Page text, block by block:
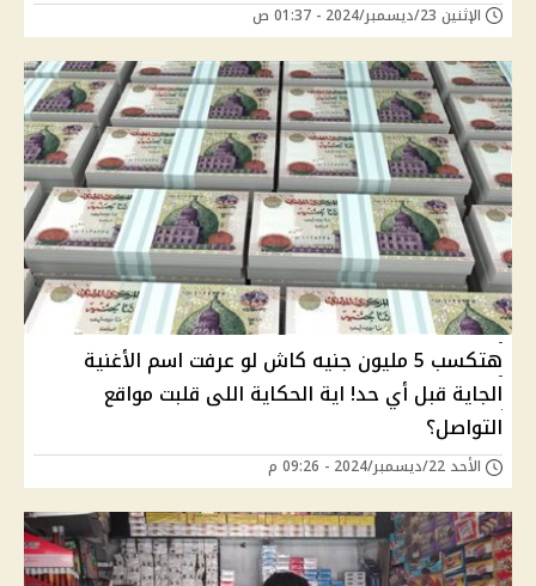
الإثنين 23/ديسمبر/2024 - 01:37 ص
هتكسب 5 مليون جنيه كاش لو عرفت اسم الأغنية
الجاية قبل أي حد! اية الحكاية اللى قلبت مواقع
التواصل؟
الأحد 22/ديسمبر/2024 - 09:26 م